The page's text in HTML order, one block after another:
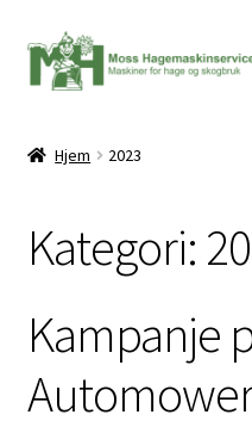
Hopp
til
Hopp
til
Hjem 2023
Kategori:
Kampanje